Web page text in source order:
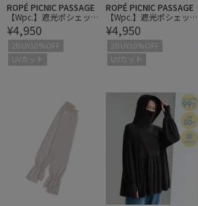
ROPÉ PICNIC PASSAGE
【Wpc.】遮光ポシェット
タイニー折りたたみ日
傘/晴雨兼用・UVカット
¥4,950
2BUY10%OFF
UVカット
ROPÉ PICNIC PASSAGE
【Wpc.】遮光ポシェット
タイニー折りたたみ日
傘/晴雨兼用・UVカット
¥4,950
2BUY10%OFF
UVカット